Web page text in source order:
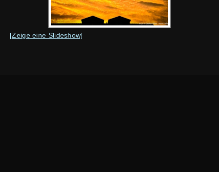
[Zeige eine Slideshow]